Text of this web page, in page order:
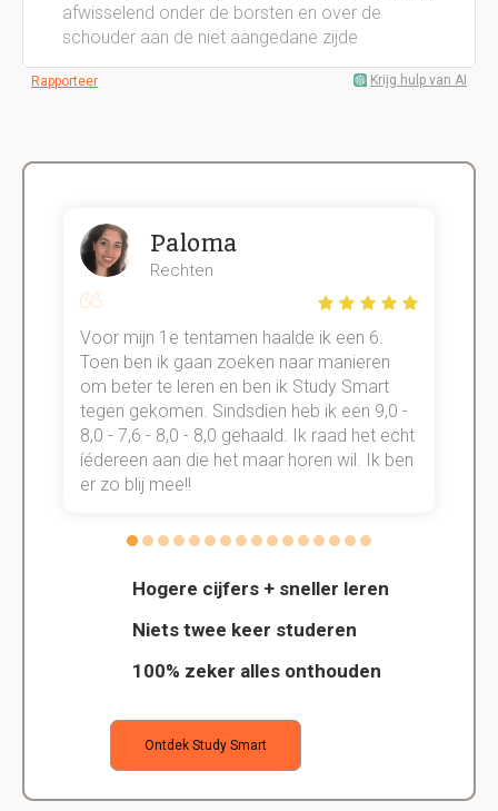
afwisselend onder de borsten en over de
schouder aan de niet aangedane zijde
Rapporteer Krijg hulp van AI
Hogere cijfers + sneller leren
Niets twee keer studeren
100% zeker alles onthouden
Ontdek Study Smart
Paloma
Rechten
Voor mijn 1e tentamen haalde ik een 6.
Toen ben ik gaan zoeken naar manieren
om beter te leren en ben ik Study Smart
tegen gekomen. Sindsdien heb ik een 9,0 -
8,0 - 7,6 - 8,0 - 8,0 gehaald. Ik raad het echt
íédereen aan die het maar horen wil. Ik ben
er zo blij mee!!